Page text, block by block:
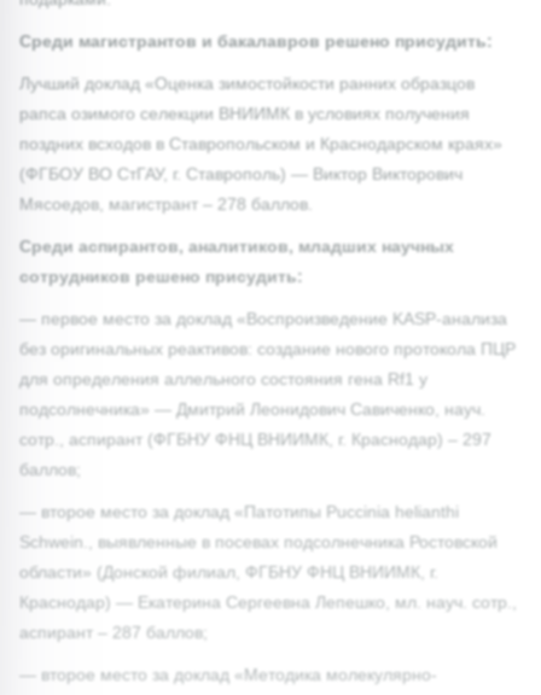
Среди магистрантов и бакалавров решено присудить:
Лучший доклад «Оценка зимостойкости ранних образцов
рапса озимого селекции ВНИИМК в условиях получения
поздних всходов в Ставропольском и Краснодарском краях»
(ФГБОУ ВО СтГАУ, г. Ставрополь) — Виктор Викторович
Мясоедов, магистрант – 278 баллов.
Среди аспирантов, аналитиков, младших научных
сотрудников решено присудить:
— первое место за доклад «Воспроизведение KASP-анализа
без оригинальных реактивов: создание нового протокола ПЦР
для определения аллельного состояния гена Rf1 у
подсолнечника» — Дмитрий Леонидович Савиченко, науч.
сотр., аспирант (ФГБНУ ФНЦ ВНИИМК, г. Краснодар) – 297
баллов;
— второе место за доклад «Патотипы Puccinia helianthi
Schwein., выявленные в посевах подсолнечника Ростовской
области» (Донской филиал, ФГБНУ ФНЦ ВНИИМК, г.
Краснодар) — Екатерина Сергеевна Лепешко, мл. науч. сотр.,
аспирант – 287 баллов;
— второе место за доклад «Методика молекулярно-